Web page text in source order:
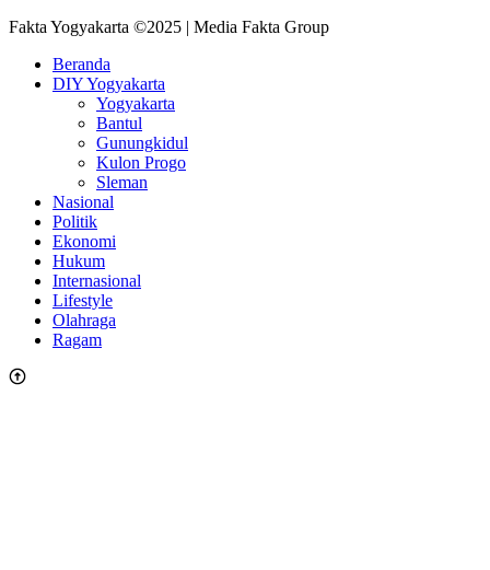
Fakta Yogyakarta ©2025 | Media Fakta Group
Beranda
DIY Yogyakarta
Yogyakarta
Bantul
Gunungkidul
Kulon Progo
Sleman
Nasional
Politik
Ekonomi
Hukum
Internasional
Lifestyle
Olahraga
Ragam